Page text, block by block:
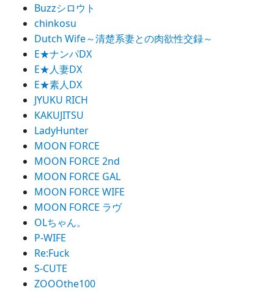
Buzzシロウト
chinkosu
Dutch Wife～清楚系妻との肉欲性交録～
E★ナンパDX
E★人妻DX
E★素人DX
JYUKU RICH
KAKUJITSU
LadyHunter
MOON FORCE
MOON FORCE 2nd
MOON FORCE GAL
MOON FORCE WIFE
MOON FORCE ラヴ
OLちゃん。
P-WIFE
Re:Fuck
S-CUTE
ZOOOthe100